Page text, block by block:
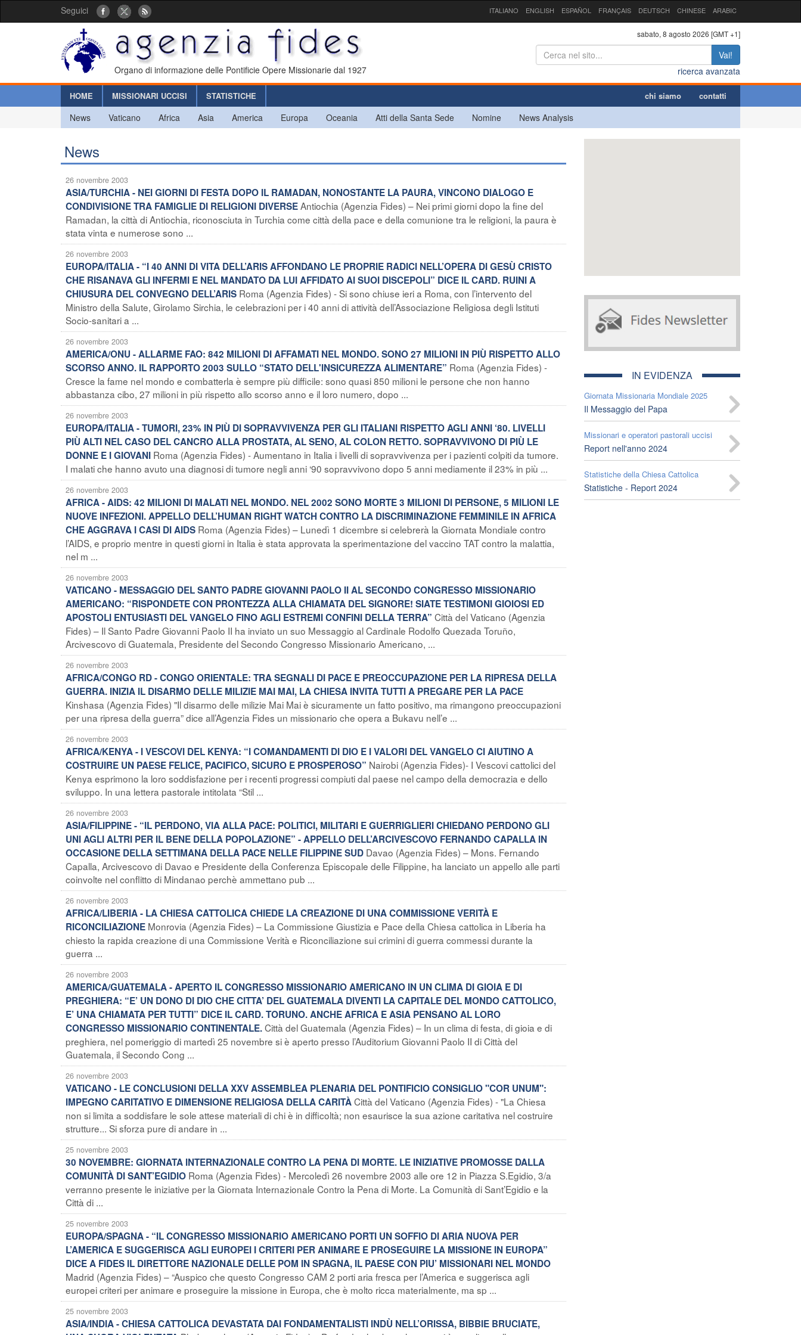
Seguici ITALIANO ENGLISH ESPAÑOL FRANÇAIS DEUTSCH CHINESE ARABIC
Organo di informazione delle Pontificie Opere Missionarie dal 1927
sabato, 8 agosto 2026 [GMT +1]
Vai!
ricerca avanzata
HOME MISSIONARI UCCISI STATISTICHE chi siamo contatti
News Vaticano Africa Asia America Europa Oceania Atti della Santa Sede Nomine News Analysis
News
26 novembre 2003
ASIA/TURCHIA - NEI GIORNI DI FESTA DOPO IL RAMADAN, NONOSTANTE LA PAURA, VINCONO DIALOGO E
CONDIVISIONE TRA FAMIGLIE DI RELIGIONI DIVERSEAntiochia (Agenzia Fides) – Nei primi giorni dopo la fine del
Ramadan, la città di Antiochia, riconosciuta in Turchia come città della pace e della comunione tra le religioni, la paura è
stata vinta e numerose sono ...
26 novembre 2003
EUROPA/ITALIA - “I 40 ANNI DI VITA DELL’ARIS AFFONDANO LE PROPRIE RADICI NELL’OPERA DI GESÙ CRISTO
CHE RISANAVA GLI INFERMI E NEL MANDATO DA LUI AFFIDATO AI SUOI DISCEPOLI” DICE IL CARD. RUINI A
CHIUSURA DEL CONVEGNO DELL’ARIS Roma (Agenzia Fides) - Si sono chiuse ieri a Roma, con l’intervento del
Ministro della Salute, Girolamo Sirchia, le celebrazioni per i 40 anni di attività dell’Associazione Religiosa degli Istituti
Socio-sanitari a ...
26 novembre 2003
AMERICA/ONU - ALLARME FAO: 842 MILIONI DI AFFAMATI NEL MONDO. SONO 27 MILIONI IN PIÙ RISPETTO ALLO
SCORSO ANNO. IL RAPPORTO 2003 SULLO “STATO DELL'INSICUREZZA ALIMENTARE” Roma (Agenzia Fides) -
Cresce la fame nel mondo e combatterla è sempre più difficile: sono quasi 850 milioni le persone che non hanno
abbastanza cibo, 27 milioni in più rispetto allo scorso anno e il loro numero, dopo ...
26 novembre 2003
EUROPA/ITALIA - TUMORI, 23% IN PIÙ DI SOPRAVVIVENZA PER GLI ITALIANI RISPETTO AGLI ANNI ‘80. LIVELLI
PIÙ ALTI NEL CASO DEL CANCRO ALLA PROSTATA, AL SENO, AL COLON RETTO. SOPRAVVIVONO DI PIÙ LE
DONNE E I GIOVANI Roma (Agenzia Fides) - Aumentano in Italia i livelli di sopravvivenza per i pazienti colpiti da tumore.
I malati che hanno avuto una diagnosi di tumore negli anni ‘90 sopravvivono dopo 5 anni mediamente il 23% in più ...
26 novembre 2003
AFRICA - AIDS: 42 MILIONI DI MALATI NEL MONDO. NEL 2002 SONO MORTE 3 MILIONI DI PERSONE, 5 MILIONI LE
NUOVE INFEZIONI. APPELLO DELL’HUMAN RIGHT WATCH CONTRO LA DISCRIMINAZIONE FEMMINILE IN AFRICA
CHE AGGRAVA I CASI DI AIDS Roma (Agenzia Fides) – Lunedì 1 dicembre si celebrerà la Giornata Mondiale contro
l’AIDS, e proprio mentre in questi giorni in Italia è stata approvata la sperimentazione del vaccino TAT contro la malattia,
nel m ...
26 novembre 2003
VATICANO - MESSAGGIO DEL SANTO PADRE GIOVANNI PAOLO II AL SECONDO CONGRESSO MISSIONARIO
AMERICANO: “RISPONDETE CON PRONTEZZA ALLA CHIAMATA DEL SIGNORE! SIATE TESTIMONI GIOIOSI ED
APOSTOLI ENTUSIASTI DEL VANGELO FINO AGLI ESTREMI CONFINI DELLA TERRA” Città del Vaticano (Agenzia
Fides) – Il Santo Padre Giovanni Paolo II ha inviato un suo Messaggio al Cardinale Rodolfo Quezada Toruño,
Arcivescovo di Guatemala, Presidente del Secondo Congresso Missionario Americano, ...
26 novembre 2003
AFRICA/CONGO RD - CONGO ORIENTALE: TRA SEGNALI DI PACE E PREOCCUPAZIONE PER LA RIPRESA DELLA
GUERRA. INIZIA IL DISARMO DELLE MILIZIE MAI MAI, LA CHIESA INVITA TUTTI A PREGARE PER LA PACE
Kinshasa (Agenzia Fides) "Il disarmo delle milizie Mai Mai è sicuramente un fatto positivo, ma rimangono preoccupazioni
per una ripresa della guerra” dice all’Agenzia Fides un missionario che opera a Bukavu nell’e ...
26 novembre 2003
AFRICA/KENYA - I VESCOVI DEL KENYA: “I COMANDAMENTI DI DIO E I VALORI DEL VANGELO CI AIUTINO A
COSTRUIRE UN PAESE FELICE, PACIFICO, SICURO E PROSPEROSO” Nairobi (Agenzia Fides)- I Vescovi cattolici del
Kenya esprimono la loro soddisfazione per i recenti progressi compiuti dal paese nel campo della democrazia e dello
sviluppo. In una lettera pastorale intitolata “Stil ...
26 novembre 2003
ASIA/FILIPPINE - “IL PERDONO, VIA ALLA PACE: POLITICI, MILITARI E GUERRIGLIERI CHIEDANO PERDONO GLI
UNI AGLI ALTRI PER IL BENE DELLA POPOLAZIONE” - APPELLO DELL’ARCIVESCOVO FERNANDO CAPALLA IN
OCCASIONE DELLA SETTIMANA DELLA PACE NELLE FILIPPINE SUD Davao (Agenzia Fides) – Mons. Fernando
Capalla, Arcivescovo di Davao e Presidente della Conferenza Episcopale delle Filippine, ha lanciato un appello alle parti
coinvolte nel conflitto di Mindanao perchè ammettano pub ...
26 novembre 2003
AFRICA/LIBERIA - LA CHIESA CATTOLICA CHIEDE LA CREAZIONE DI UNA COMMISSIONE VERITÀ E
RICONCILIAZIONE Monrovia (Agenzia Fides) – La Commissione Giustizia e Pace della Chiesa cattolica in Liberia ha
chiesto la rapida creazione di una Commissione Verità e Riconciliazione sui crimini di guerra commessi durante la
guerra ...
26 novembre 2003
AMERICA/GUATEMALA - APERTO IL CONGRESSO MISSIONARIO AMERICANO IN UN CLIMA DI GIOIA E DI
PREGHIERA: “E’ UN DONO DI DIO CHE CITTA’ DEL GUATEMALA DIVENTI LA CAPITALE DEL MONDO CATTOLICO,
E’ UNA CHIAMATA PER TUTTI” DICE IL CARD. TORUNO. ANCHE AFRICA E ASIA PENSANO AL LORO
CONGRESSO MISSIONARIO CONTINENTALE.Città del Guatemala (Agenzia Fides) – In un clima di festa, di gioia e di
preghiera, nel pomeriggio di martedì 25 novembre si è aperto presso l’Auditorium Giovanni Paolo II di Città del
Guatemala, il Secondo Cong ...
26 novembre 2003
VATICANO - LE CONCLUSIONI DELLA XXV ASSEMBLEA PLENARIA DEL PONTIFICIO CONSIGLIO "COR UNUM":
IMPEGNO CARITATIVO E DIMENSIONE RELIGIOSA DELLA CARITÀCittà del Vaticano (Agenzia Fides) - "La Chiesa
non si limita a soddisfare le sole attese materiali di chi è in difficoltà; non esaurisce la sua azione caritativa nel costruire
strutture... Si sforza pure di andare in ...
25 novembre 2003
30 NOVEMBRE: GIORNATA INTERNAZIONALE CONTRO LA PENA DI MORTE. LE INIZIATIVE PROMOSSE DALLA
COMUNITÀ DI SANT’EGIDIO Roma (Agenzia Fides) - Mercoledì 26 novembre 2003 alle ore 12 in Piazza S.Egidio, 3/a
verranno presente le iniziative per la Giornata Internazionale Contro la Pena di Morte. La Comunità di Sant’Egidio e la
Città di ...
25 novembre 2003
EUROPA/SPAGNA - “IL CONGRESSO MISSIONARIO AMERICANO PORTI UN SOFFIO DI ARIA NUOVA PER
L’AMERICA E SUGGERISCA AGLI EUROPEI I CRITERI PER ANIMARE E PROSEGUIRE LA MISSIONE IN EUROPA”
DICE A FIDES IL DIRETTORE NAZIONALE DELLE POM IN SPAGNA, IL PAESE CON PIU’ MISSIONARI NEL MONDO
Madrid (Agenzia Fides) – “Auspico che questo Congresso CAM 2 porti aria fresca per l’America e suggerisca agli
europei criteri per animare e proseguire la missione in Europa, che è molto ricca materialmente, ma sp ...
25 novembre 2003
ASIA/INDIA - CHIESA CATTOLICA DEVASTATA DAI FONDAMENTALISTI INDÙ NELL’ORISSA, BIBBIE BRUCIATE,
IN EVIDENZA
Giornata Missionaria Mondiale 2025
Il Messaggio del Papa
Missionari e operatori pastorali uccisi
Report nell'anno 2024
Statistiche della Chiesa Cattolica
Statistiche - Report 2024